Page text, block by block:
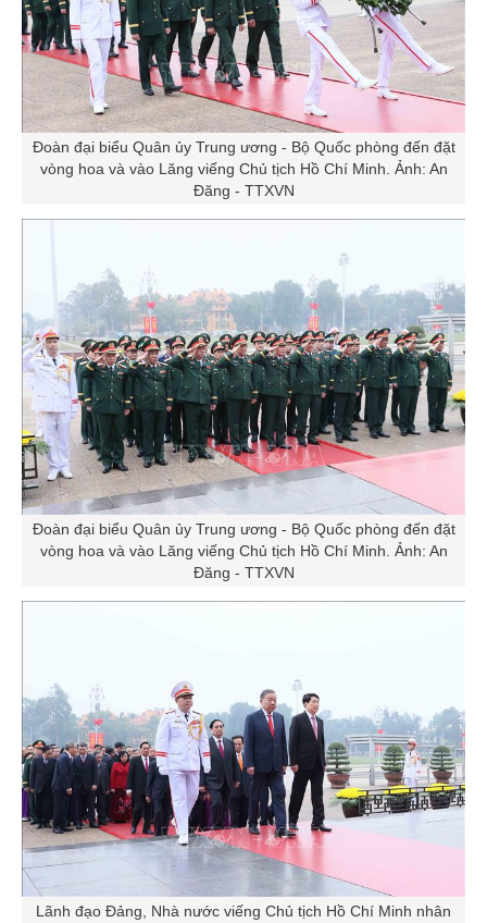
Đoàn đại biểu Quân ủy Trung ương - Bộ Quốc phòng đến đặt
vòng hoa và vào Lăng viếng Chủ tịch Hồ Chí Minh. Ảnh: An
Đăng - TTXVN
Đoàn đại biểu Quân ủy Trung ương - Bộ Quốc phòng đến đặt
vòng hoa và vào Lăng viếng Chủ tịch Hồ Chí Minh. Ảnh: An
Đăng - TTXVN
Lãnh đạo Đảng, Nhà nước viếng Chủ tịch Hồ Chí Minh nhân